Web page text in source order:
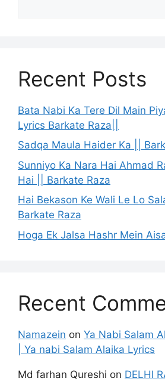
Recent Posts
Bata Nabi Ka Tere Dil Main
Lyrics Barkate Raza||
Sadqa Maula Haider Ka ||
Sunniyo Ka Nara Hai Ahmad
Hai || Barkate Raza
Hai Bekason Ke Wali Le Lo
Barkate Raza
Hoga Ek Jalsa Hashr Mein
Recent
Namazein on Ya Nabi Salam
| Ya nabi Salam Alaika Lyrics
Md farhan Qureshi on DELHI